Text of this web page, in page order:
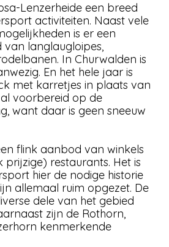
Lenzerheide een breed
activiteiten. Naast vele
is er een
langlaugloipes,
In Churwalden is
En het hele jaar is
met karretjes in plaats van
al voorbereid op de
want daar is geen sneeuw
flink aanbod van winkels
prijzige) restaurants. Het is
hier de nodige historie
allemaal ruim opgezet. De
dele van het gebied
zijn de Rothorn,
kenmerkende